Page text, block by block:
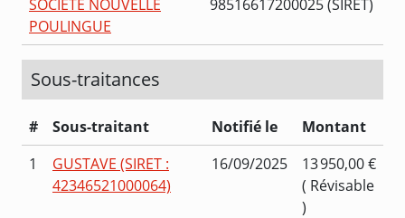
SOCIETE NOUVELLE
POULINGUE
98516617200025 (SIRET)
Sous-traitances
# Sous-traitant Notifié le
Montant
1
GUSTAVE (SIRET :
42346521000064)
16/09/2025
13 950,00 €
( Révisable
)